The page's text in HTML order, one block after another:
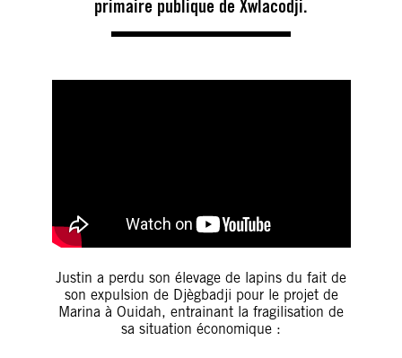
primaire publique de Xwlacodji.
Justin a perdu son élevage de lapins du fait de
son expulsion de Djègbadji pour le projet de
Marina à Ouidah, entrainant la fragilisation de
sa situation économique :